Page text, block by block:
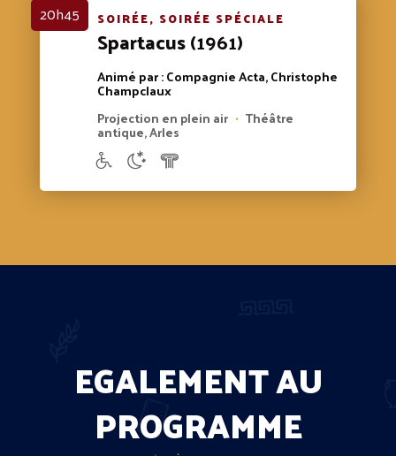
20h45 SOIRÉE, SOIRÉE SPÉCIALE
Spartacus(1961)
Animé par : Compagnie Acta, Christophe
Champclaux
Projection en plein air • Théâtre
antique, Arles
EGALEMENT AU
PROGRAMME